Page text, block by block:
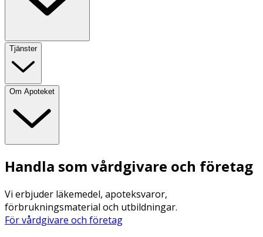
Tjänster
Om Apoteket
Handla som vårdgivare och företag
Vi erbjuder läkemedel, apoteksvaror,
förbrukningsmaterial och utbildningar.
För vårdgivare och företag